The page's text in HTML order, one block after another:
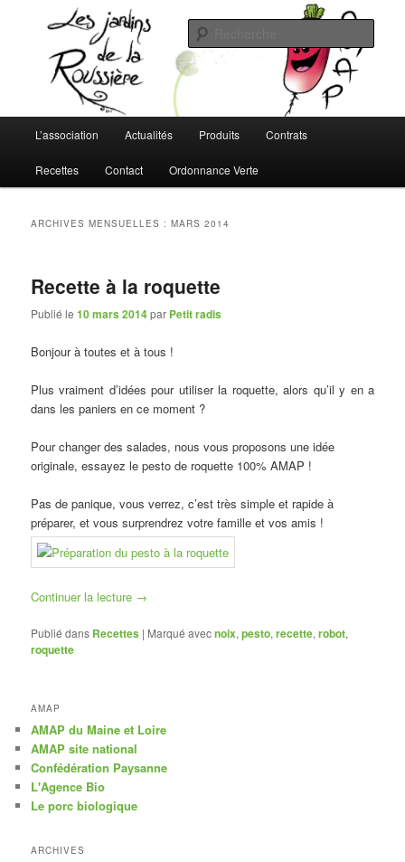
secondaireLes Jardins de la Roussière
L'AMAP de Montreuil-Juigné !
principal
L’association Actualités Produits Contrats
Recettes Contact Ordonnance Verte
ARCHIVES MENSUELLES :MARS 2014
Recette à la roquette
Publié le10 mars 2014par Petit radis
Bonjour à toutes et à tous !
Plus vraiment d’idées pour utiliser la roquette, alors qu’il y en a
dans les paniers en ce moment ?
Pour changer des salades, nous vous proposons une idée
originale, essayez le pesto de roquette 100% AMAP !
Pas de panique, vous verrez, c’est très simple et rapide à
préparer, et vous surprendrez votre famille et vos amis !
Continuer la lecture →
Publié dans Recettes | Marqué avecnoix,pesto,recette,robot,
roquette
AMAP
AMAP du Maine et Loire
AMAP site national
Confédération Paysanne
L'Agence Bio
Le porc biologique
ARCHIVES